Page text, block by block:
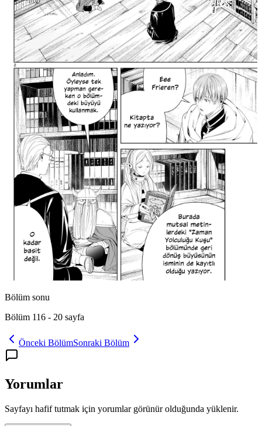
Bölüm sonu
Bölüm 116 - 20 sayfa
Önceki BölümSonraki Bölüm
Yorumlar
Sayfayı hafif tutmak için yorumlar görünür olduğunda yüklenir.